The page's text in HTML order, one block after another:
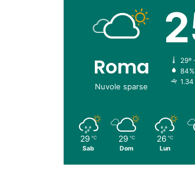
Roma
Nuvole sparse
29º
84%
29 ℃
Sab
29 ℃
Dom
26 ℃
Lun